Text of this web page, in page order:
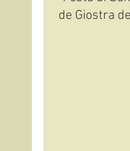
de Giostra